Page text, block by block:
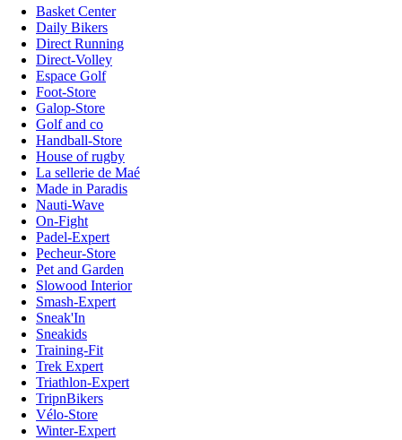
Basket Center
Daily Bikers
Direct Running
Direct-Volley
Espace Golf
Foot-Store
Galop-Store
Golf and co
Handball-Store
House of rugby
La sellerie de Maé
Made in Paradis
Nauti-Wave
On-Fight
Padel-Expert
Pecheur-Store
Pet and Garden
Slowood Interior
Smash-Expert
Sneak'In
Sneakids
Training-Fit
Trek Expert
Triathlon-Expert
TripnBikers
Vélo-Store
Winter-Expert